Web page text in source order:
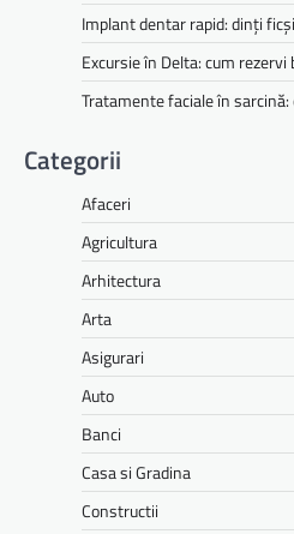
Implant dentar rapid: dinți
Excursie în Delta: cum
Tratamente faciale în sarcină:
Categorii
Afaceri
Agricultura
Arhitectura
Arta
Asigurari
Auto
Banci
Casa si Gradina
Constructii